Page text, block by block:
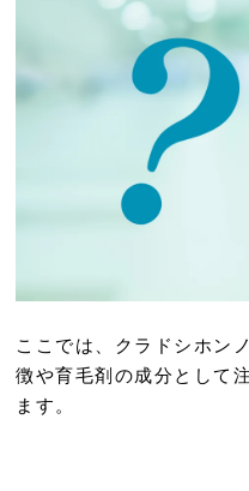
ここでは、クラドシホン
徴や育毛剤の成分として
ます。